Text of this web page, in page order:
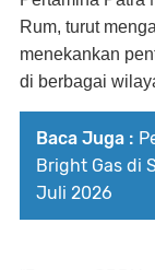
Rum, turut
menekankan
di berbagai
Baca Juga :
Bright Gas di
Juli 2026